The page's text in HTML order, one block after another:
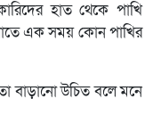
হাত থেকে পাখি
এক সময় কোন পাখির
বাড়ানো উচিত বলে মনে